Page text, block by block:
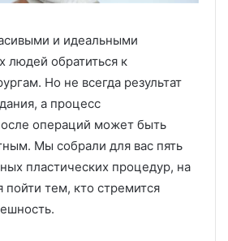
и идеальными
людей обратиться к
Но не всегда результат
а процесс
операций может быть
Мы собрали для вас пять
пластических процедур, на
пойти тем, кто стремится